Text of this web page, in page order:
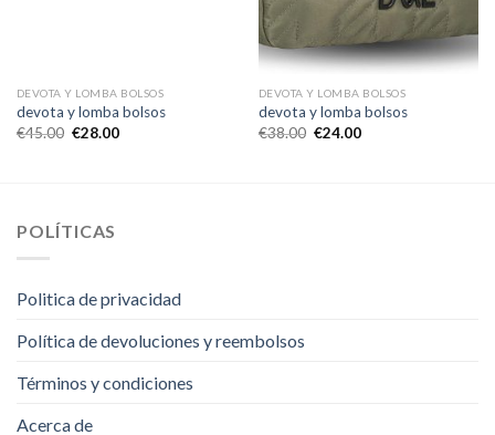
DEVOTA Y LOMBA BOLSOS
devota y lomba bolsos
€45.00 €28.00
DEVOTA Y LOMBA BOLSOS
devota y lomba bolsos
€38.00 €24.00
POLÍTICAS
Politica de privacidad
Política de devoluciones y reembolsos
Términos y condiciones
Acerca de